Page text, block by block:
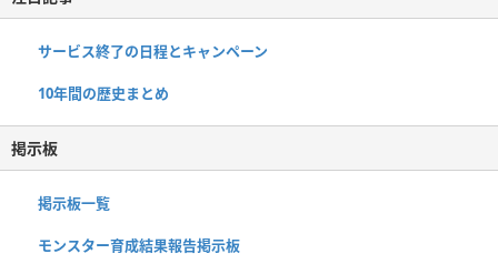
サービス終了の日程とキャンペーン
10年間の歴史まとめ
掲示板
掲示板一覧
モンスター育成結果報告掲示板